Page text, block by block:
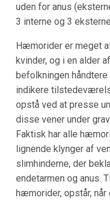
uden for anus
3 interne og 3
Hæmorider er meget
kvinder, og i en alder
befolkningen håndtere
indikere
opstå ved at presse
disse vener under
Faktisk har alle
lignende klynger af
slimhinderne, der
endetarmen og anus.
hæmorider, opstår,